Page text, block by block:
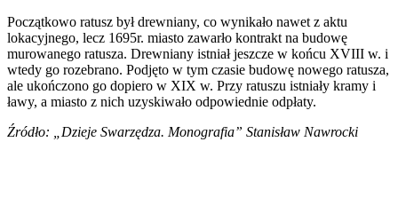
Początkowo ratusz był drewniany, co wynikało nawet z aktu
lokacyjnego, lecz 1695r. miasto zawarło kontrakt na budowę
murowanego ratusza. Drewniany istniał jeszcze w końcu XVIII w. i
wtedy go rozebrano. Podjęto w tym czasie budowę nowego ratusza,
ale ukończono go dopiero w XIX w. Przy ratuszu istniały kramy i
ławy, a miasto z nich uzyskiwało odpowiednie odpłaty.
Źródło: „Dzieje Swarzędza. Monografia” Stanisław Nawrocki